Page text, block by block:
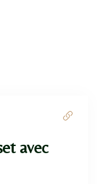
avec